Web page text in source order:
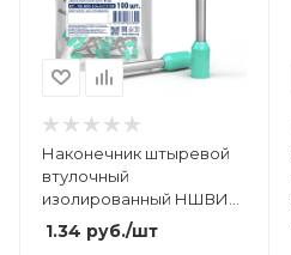
Наконечник штыревой
втулочный
изолированный НШВИ
0.34-8 TOKOV ELECTRIC
TKE-NSVI-0.34-8-C11/100
1.34 руб./шт